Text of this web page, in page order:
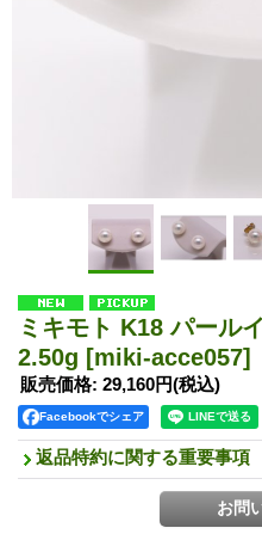
ミキモト K18 パール
2.50g [miki-acce057]
販売価格: 29,160円(税込)
Facebookでシェア
返品特約に関する重要事項